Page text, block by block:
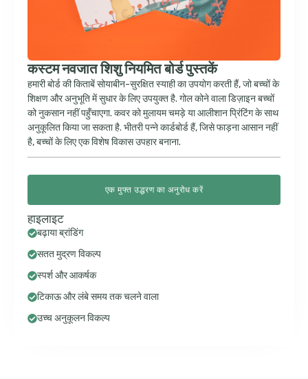
कस्टम नवजात शिशु नियमित बोर्ड पुस्तकें
हमारी बोर्ड की किताबें सोयाबीन-सुरक्षित स्याही का उपयोग करती हैं, जो बच्चों के
शिक्षण और अनुभूति में सुधार के लिए उपयुक्त है. गोल कोने वाला डिज़ाइन बच्चों
को नुकसान नहीं पहुँचाएगा. कवर को मुलायम चमड़े या आलीशान प्रिंटिंग के साथ
अनुकूलित किया जा सकता है. भीतरी पन्ने कार्डबोर्ड हैं, जिसे फाड़ना आसान नहीं
है, बच्चों के लिए एक विशेष विकास उपहार बनाना.
एक मुफ्त उद्धरण का अनुरोध करें
हाइलाइट
बढ़ाया ब्रांडिंग
सतत मुद्रण विकल्प
स्पर्श और आकर्षक
टिकाऊ और लंबे समय तक चलने वाला
उच्च अनुकूलन विकल्प